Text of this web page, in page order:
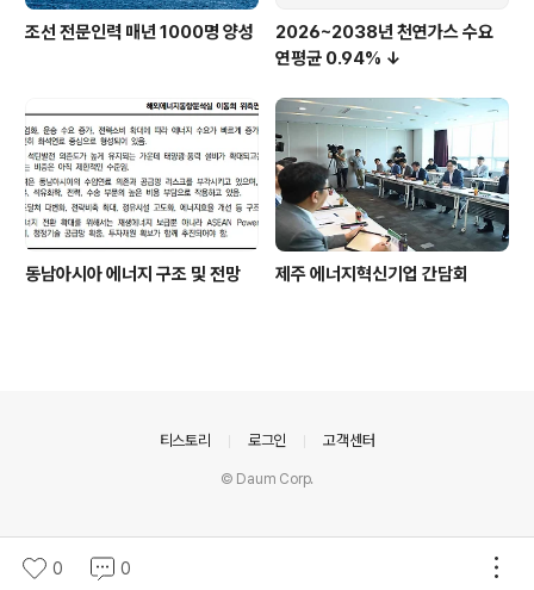
조선 전문인력 매년 1000명 양성
2026~2038년 천연가스 수요
연평균 0.94% ↓
동남아시아 에너지 구조 및 전망 제주 에너지혁신기업 간담회
0 0
티스토리 로그인 고객센터
© Daum Corp.